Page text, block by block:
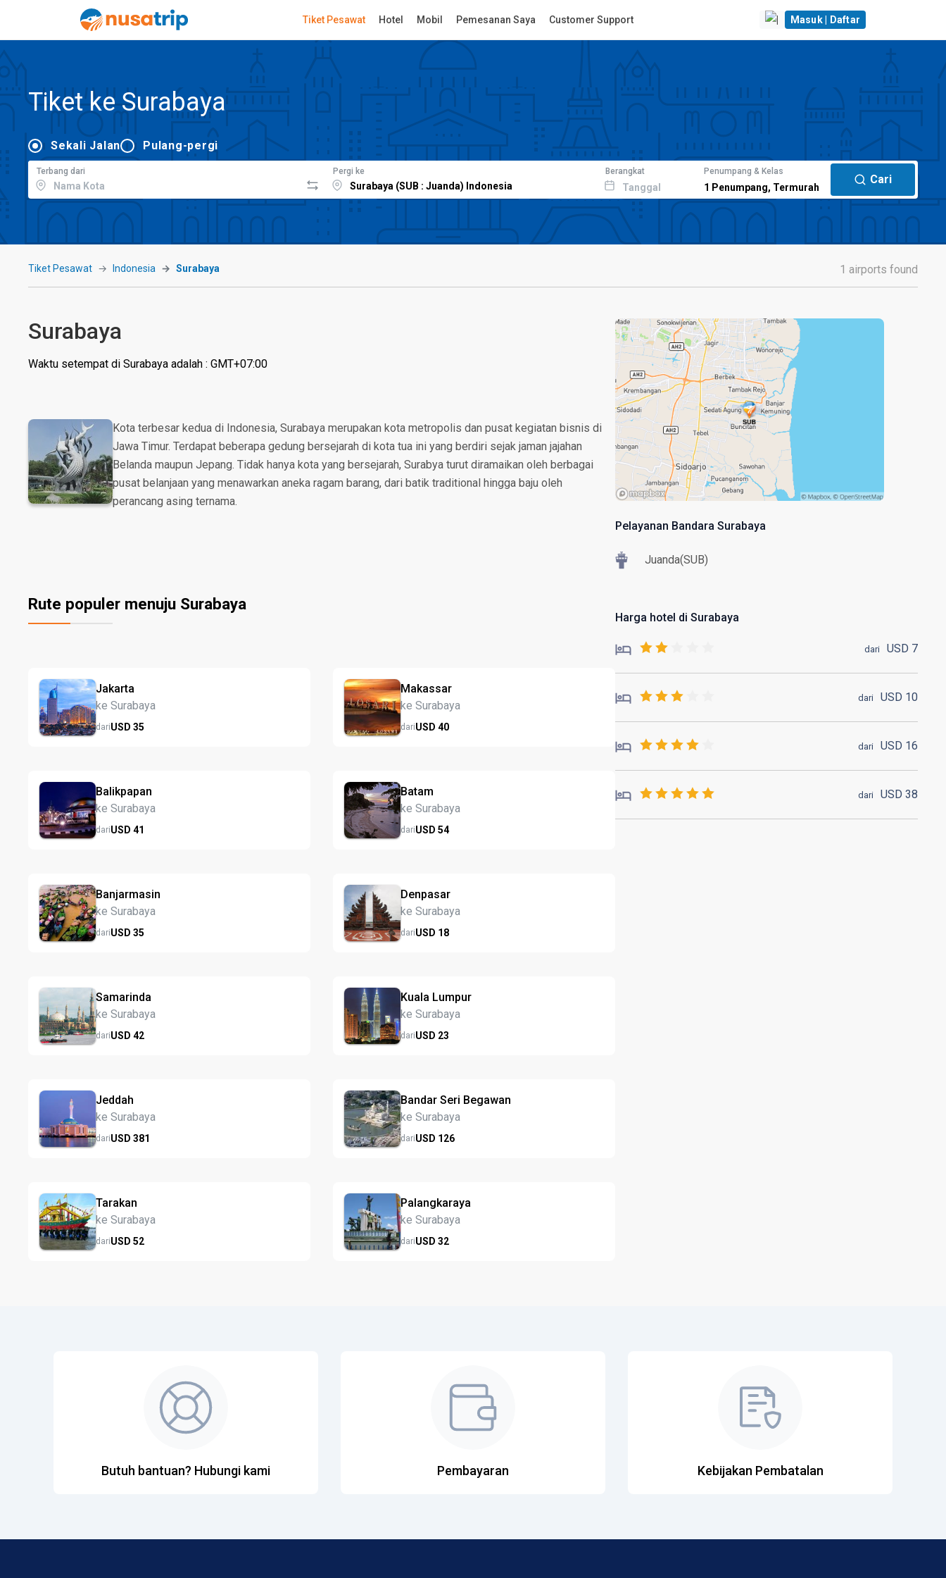
Tiket Pesawat Hotel Mobil Pemesanan Saya Customer Support Masuk | Daftar
Tiket ke Surabaya
Sekali Jalan Pulang-pergi
Terbang dari Pergi ke Berangkat
Tanggal
Penumpang & Kelas
1 Penumpang, Termurah
Cari
Tiket Pesawat Indonesia Surabaya 1 airports found
Surabaya
Waktu setempat di Surabaya adalah : GMT+07:00
Kota terbesar kedua di Indonesia, Surabaya merupakan kota metropolis dan pusat kegiatan bisnis di
Jawa Timur. Terdapat beberapa gedung bersejarah di kota tua ini yang berdiri sejak jaman jajahan
Belanda maupun Jepang. Tidak hanya kota yang bersejarah, Surabya turut diramaikan oleh berbagai
pusat belanjaan yang menawarkan aneka ragam barang, dari batik traditional hingga baju oleh
perancang asing ternama.
Rute populer menuju Surabaya
Jakarta
ke Surabaya
dariUSD 35
Makassar
ke Surabaya
dariUSD40
Balikpapan
ke Surabaya
dariUSD 41
Batam
ke Surabaya
dariUSD54
Banjarmasin
ke Surabaya
dariUSD 35
Denpasar
ke Surabaya
dariUSD 18
Samarinda
ke Surabaya
dariUSD 42
Kuala Lumpur
ke Surabaya
dariUSD 23
Jeddah
ke Surabaya
dariUSD 381
Bandar Seri Begawan
ke Surabaya
dariUSD 126
Tarakan
ke Surabaya
dariUSD 52
Palangkaraya
ke Surabaya
dariUSD32
Pelayanan Bandara Surabaya
Juanda(SUB)
Harga hotel di Surabaya
dari USD 7
dari USD 10
dari USD 16
dari USD 38
Butuh bantuan? Hubungi kami Pembayaran Kebijakan Pembatalan